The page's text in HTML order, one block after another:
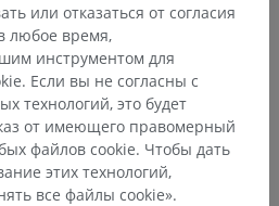
или отказаться от согласия
любое время,
инструментом для
Если вы не согласны с
технологий, это будет
от имеющего правомерный
файлов cookie. Чтобы дать
этих технологий,
все файлы cookie».